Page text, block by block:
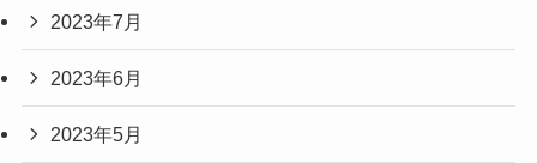
2023年7月
2023年6月
2023年5月